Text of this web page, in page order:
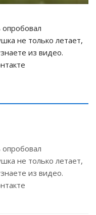
не только летает,
из видео.
не только летает,
из видео.